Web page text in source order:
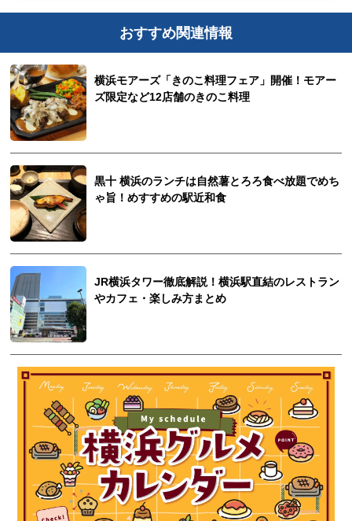
おすすめ関連情報
横浜モアーズ「きのこ料理フェア」開催！モアー
ズ限定など12店舗のきのこ料理
黒十 横浜のランチは自然薯とろろ食べ放題でめち
ゃ旨！めすすめの駅近和食
JR横浜タワー徹底解説！横浜駅直結のレストラン
やカフェ・楽しみ方まとめ